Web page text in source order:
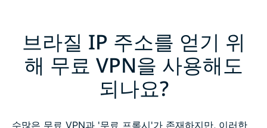
브라질 IP 주소를 얻기 위
해 무료 VPN을 사용해도
되나요?
수많은 무료 VPN과 '무료 프록시'가 존재하지만, 이러한